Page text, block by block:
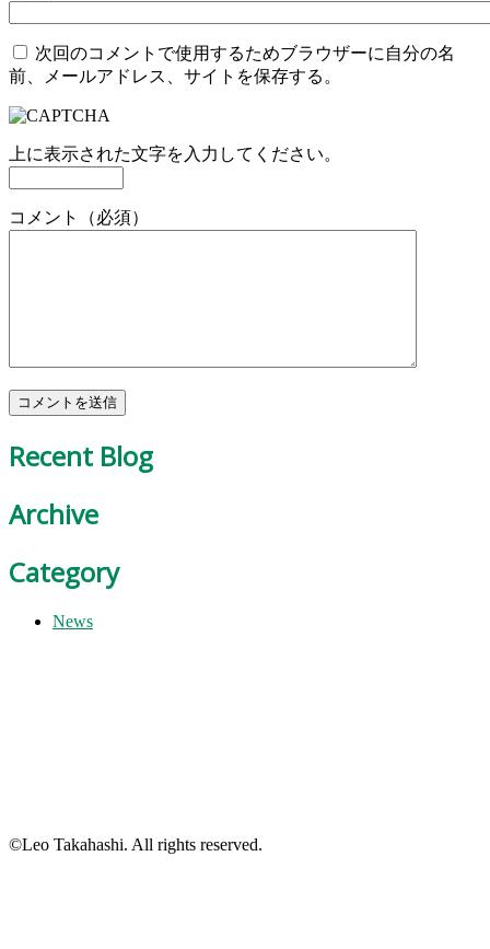
次回のコメントで使用するためブラウザーに自分の名
前、メールアドレス、サイトを保存する。
上に表示された文字を入力してください。
コメント（必須）
Recent Blog
Archive
Category
News
©Leo Takahashi. All rights reserved.